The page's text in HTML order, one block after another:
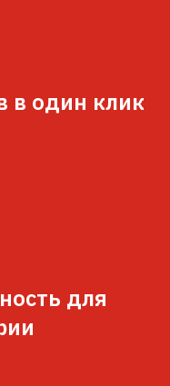
в один клик
для